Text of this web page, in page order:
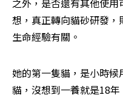
之外，是否還有其他使
想，真正轉向貓砂研發
生命經驗有關。
她的第一隻貓，是小時
貓，沒想到一養就是18